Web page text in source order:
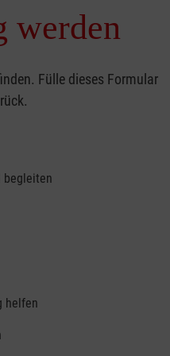
werden
Fülle dieses Formular
begleiten
im Krankenhaus oder in einer Altenpflegeeinrichtung helfen